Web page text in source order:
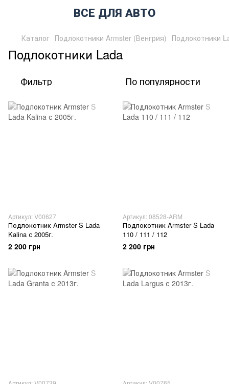
ВСЕ ДЛЯ АВТО
Каталог Подлокотники Armster (Венгрия) Подлокотники
Подлокотники Lada
Фильтр По популярности
Артикул: V00627
Подлокотник Armster S Lada
Kalina с 2005г.
2 200 грн
Артикул: 08528-ARM
Подлокотник Armster S Lada
110 / 111 / 112
2 200 грн